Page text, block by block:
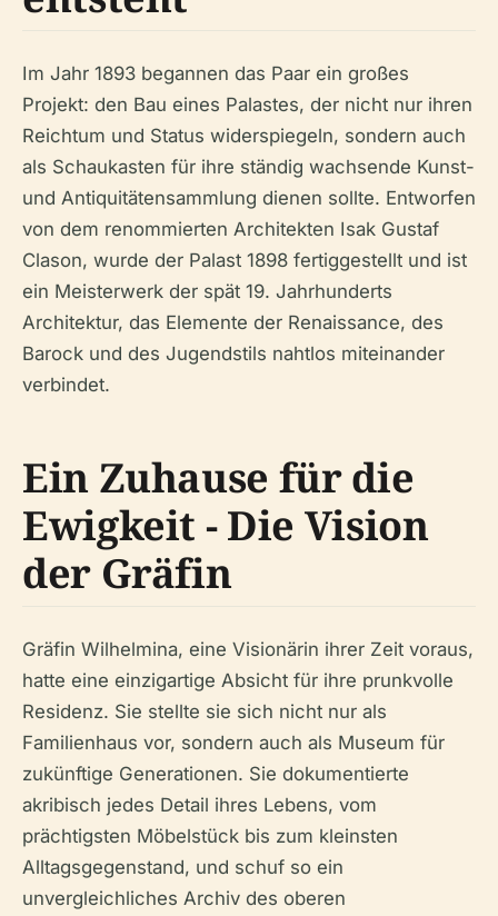
Im Jahr 1893 begannen das Paar ein großes
Projekt: den Bau eines Palastes, der nicht nur ihren
Reichtum und Status widerspiegeln, sondern auch
als Schaukasten für ihre ständig wachsende Kunst-
und Antiquitätensammlung dienen sollte. Entworfen
von dem renommierten Architekten Isak Gustaf
Clason, wurde der Palast 1898 fertiggestellt und ist
ein Meisterwerk der spät 19. Jahrhunderts
Architektur, das Elemente der Renaissance, des
Barock und des Jugendstils nahtlos miteinander
verbindet.
Ein Zuhause für die
Ewigkeit - Die Vision
der Gräfin
Gräfin Wilhelmina, eine Visionärin ihrer Zeit voraus,
hatte eine einzigartige Absicht für ihre prunkvolle
Residenz. Sie stellte sie sich nicht nur als
Familienhaus vor, sondern auch als Museum für
zukünftige Generationen. Sie dokumentierte
akribisch jedes Detail ihres Lebens, vom
prächtigsten Möbelstück bis zum kleinsten
Alltagsgegenstand, und schuf so ein
unvergleichliches Archiv des oberen